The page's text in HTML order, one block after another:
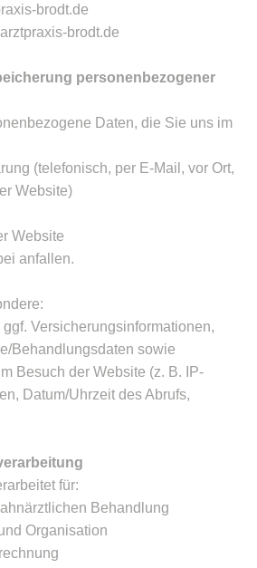
brodt.de
brodt.de
personenbezogener
Daten, die Sie uns im
(telefonisch, per E-Mail, vor Ort,
Website)
Website
anfallen.
Versicherungsinformationen,
Behandlungsdaten sowie
Besuch der Website (z. B. IP-
Datum/Uhrzeit des Abrufs,
für:
Behandlung
Organisation